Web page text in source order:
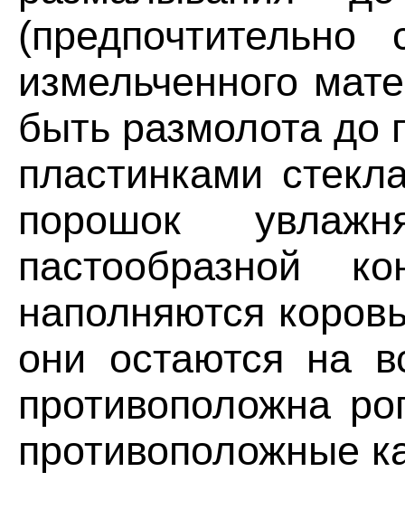
измельченного
быть размолота до
пластинками
порошок
пастообразной
наполняются
они остаются на
противоположна
противоположные